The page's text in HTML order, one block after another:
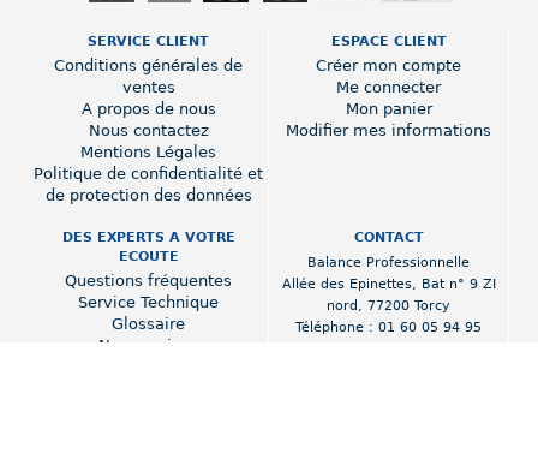
SERVICE CLIENT
Conditions générales de
ventes
A propos de nous
Nous contactez
Mentions Légales
Politique de confidentialité et
de protection des données
ESPACE CLIENT
Créer mon compte
Me connecter
Mon panier
Modifier mes informations
DES EXPERTS A VOTRE
ECOUTE
Questions fréquentes
Service Technique
Glossaire
Nos services
CONTACT
Balance Professionnelle
Allée des Epinettes, Bat n° 9 ZI
nord , 77200 Torcy
Téléphone : 01 60 05 94 95